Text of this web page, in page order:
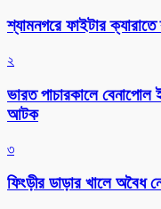
শ্যামনগরে ফাইটার ক্যারাতে
২
ভারত পাচারকালে বেনাপোল
আটক
৩
ফিংড়ীর ডাড়ার খালে অবৈধ